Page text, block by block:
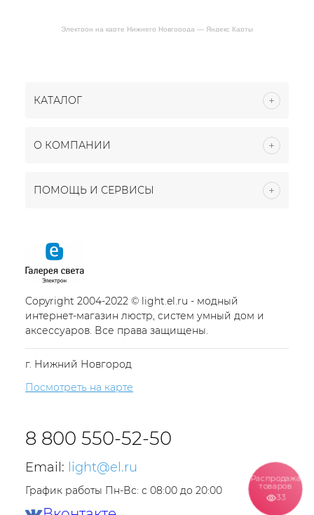
Электрон на карте Нижнего Новгорода — Яндекс Карты
КАТАЛОГ
О КОМПАНИИ
ПОМОЩЬ И СЕРВИСЫ
Copyright 2004-2022 © light.el.ru - модный
интернет-магазин люстр, систем умный дом и
аксессуаров. Все права защищены.
г. Нижний Новгород
Посмотреть на карте
8 800 550-52-50
Email: light@el.ru
График работы Пн-Вс: с 08:00 до 20:00
Распродажа
товаров
33